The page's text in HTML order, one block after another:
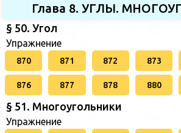
Глава 8. УГЛЫ.
§ 50. Угол
Упражнение
870 871 872 873
876 877 878 880
§ 51. Многоугольники
Упражнение